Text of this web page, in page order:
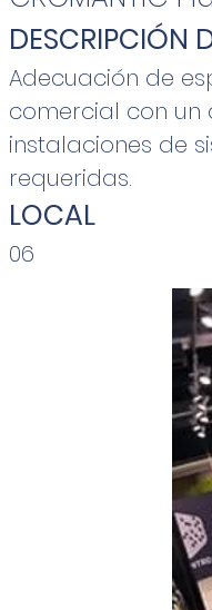
DESCRIPCIÓN
Adecuación de
comercial con un
instalaciones de
requeridas.
LOCAL
06